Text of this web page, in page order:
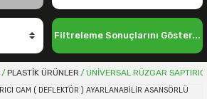
Filtreleme Sonuçlarını Göster...
PLASTİK ÜRÜNLER UNİVERSAL RÜZGAR